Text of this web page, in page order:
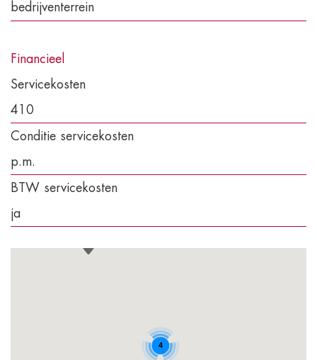
bedrijventerrein
Financieel
Servicekosten
410
Conditie servicekosten
p.m.
BTW servicekosten
ja
4